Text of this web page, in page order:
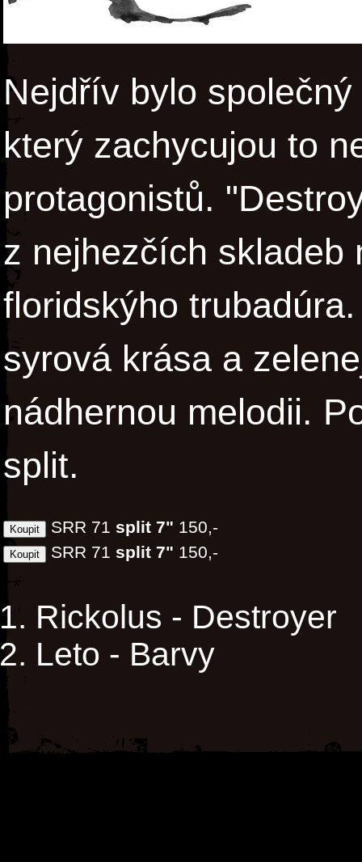
Nejdřív bylo
který zachycujou to
protagonistů.
z nejhezčích skladeb
floridskýho
syrová krása a
nádhernou melodii.
split.
SRR 71 split 7" 150,-
SRR 71 split 7" 150,-
Rickolus - Destroyer
Leto - Barvy